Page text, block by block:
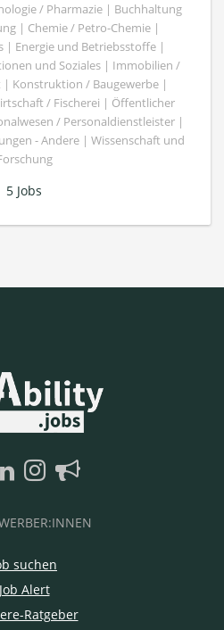
/ Pharmazie | Buchhaltung
| Chemie / Petro-Chemie |
| Energie und Betriebsstoffe |
und Soziales | Immobilien /
| Konstruktion / Baugewerbe |
/ Fischerei | Öffentlicher
/ Personaldienstleister |
- Andere | Wissenschaft und
5 Jobs
suchen
Job Alert
Ratgeber